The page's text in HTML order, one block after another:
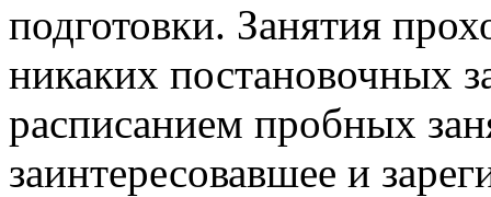
подготовки. Занятия
никаких постановочных
расписанием пробных
заинтересовавшее и